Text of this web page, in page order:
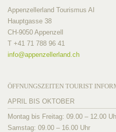
Appenzellerland Tourismus AI
Hauptgasse 38
CH-9050 Appenzell
T +41 71 788 96 41
info@appenzellerland.ch
ÖFFNUNGSZEITEN TOURIST
APRIL BIS OKTOBER
Montag bis Freitag: 09.00 – 12.00
Samstag: 09.00 – 16.00 Uhr